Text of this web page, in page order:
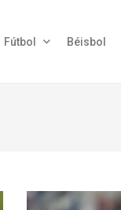
Fútbol Béisbol